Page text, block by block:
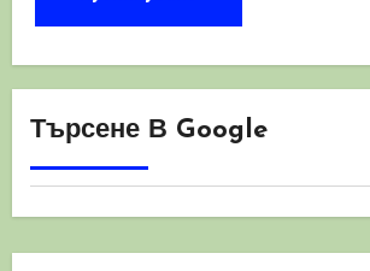
Търсене В Google